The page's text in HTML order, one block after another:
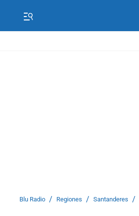
Blu Radio / Regiones / Santanderes /